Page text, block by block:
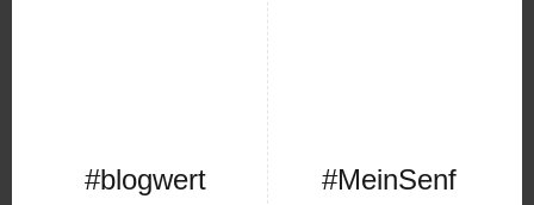
#blogwert #MeinSenf